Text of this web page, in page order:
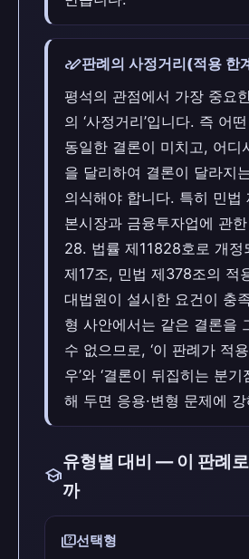
stylus_note판례의 사정거리(적용 한
평석의 관점에서 가장 중요
의 ‘사정거리’입니다. 즉 어
동일한 결론이 미치고, 어디
을 달리하여 결론이 달라지
의식해야 합니다. 특히 민법
본시장과 금융투자업에 관
28. 법률 제11828호로 개정
제17조, 민법 제378조의 적
대법원이 설시한 요건이 충
형 사안에서는 같은 결론을
수 없으므로, ‘이 판례가 적
우’와 ‘결론이 뒤집히는 분기
해 두면 응용·변형 문제에
school
유형별 대비 — 이 판례
까
quiz선택형